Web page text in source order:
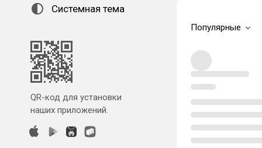
Системная тема
QR-код для установки
наших приложений.
Популярные